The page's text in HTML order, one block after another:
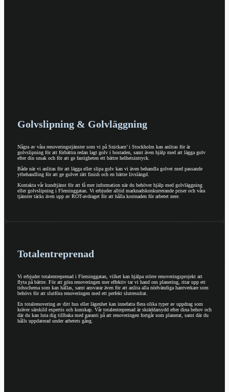
Golvslipning & Golvläggning
Några av våra renoveringstjänster som vi på Snickarn’ i Stockholm kan anlitas för är
golvslipning för att förbättra redan lagt golv i bostaden, samt även hjälp med att lägga golv
efter din smak och för att ge fastigheten ett bättre helhetsintryck.
Både när vi anlitas för att lägga eller slipa golv kan vi även behandla golvet med passande
ytbehandling för att ge golvet rätt finish och en bättre livslängd.
Kontakta vår kundtjänst för att få mer information när du behöver hjälp med golvläggning
eller golvslipning i Fleminggatan. Vi erbjuder alltid marknadskonkurrerande priser och våra
tjänster täcks även upp av ROT-avdraget för att hålla kostnaden för arbetet nere.
Totalentreprenad
Vi erbjuder totalentreprenad i Fleminggatan, vilket kan hjälpa större renoveringsprojekt att
flyta på bättre. För att göra renoveringen mer effektiv tar vi hand om planering, ritar upp ett
tidsschema som kan hållas, samt ansvarar även för att anlita alla nödvändiga hantverkare som
behövs för att slutföra renoveringen med ett perfekt slutresultat.
En totalrenovering av ditt hus eller lägenhet kan innefatta flera olika typer av uppdrag som
kräver särskild expertis och kunskap. Vår totalentreprenad är skräddarsydd efter dina behov och
där du kan luta dig tillbaka med garanti på att renoveringen fortgår som planerat, samt där du
hålls uppdaterad under arbetets gång.